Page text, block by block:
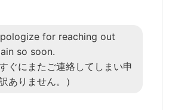
for reaching out
so soon.
すぐにまたご連絡してしまい申
ありません。）